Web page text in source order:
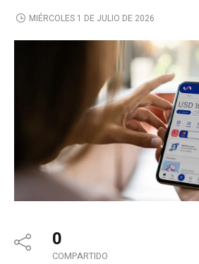
MIÉRCOLES 1 DE JULIO DE 2026
0
COMPARTIDO